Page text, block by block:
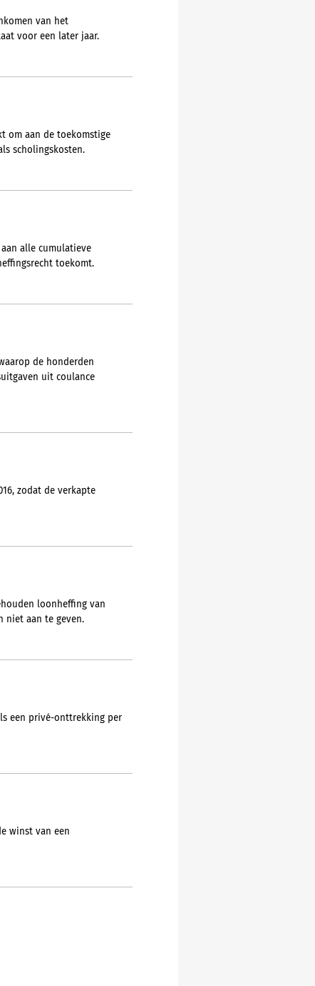
van het
voor een later jaar.
om aan de toekomstige
scholingskosten.
alle cumulatieve
toekomt.
de honderden
uit coulance
zodat de verkapte
loonheffing van
niet aan te geven.
een privé-onttrekking per
winst van een